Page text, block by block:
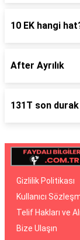
10 EK hangi
After Ayrılık
131T son
Gizlilik Politikası
Kullanıcı
Telif Hakları ve
Bize Ulaşın